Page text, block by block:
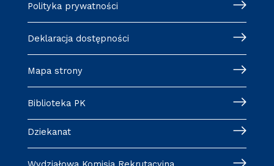
Polityka prywatności
Deklaracja dostępności
Mapa strony
Biblioteka PK
Dziekanat